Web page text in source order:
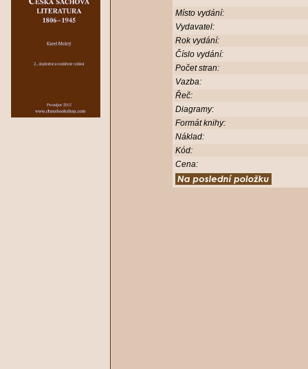
Místo vydání:
Vydavatel:
Rok vydání:
Číslo vydání:
Počet stran:
Vazba:
Řeč:
Diagramy:
Formát knihy:
Náklad:
Kód:
Cena: